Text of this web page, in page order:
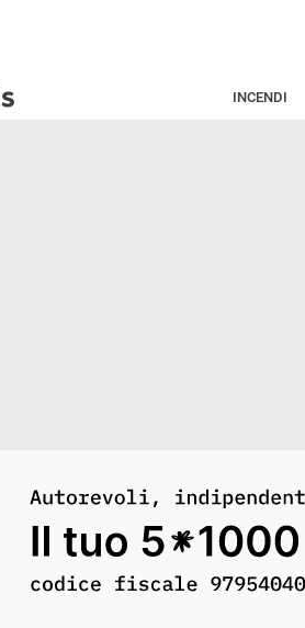
INCENDI